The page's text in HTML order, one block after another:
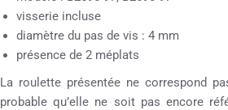
visserie incluse
diamètre du pas de vis : 4 mm
présence de 2 méplats
La roulette présentée ne correspond
probable qu’elle ne soit pas encore